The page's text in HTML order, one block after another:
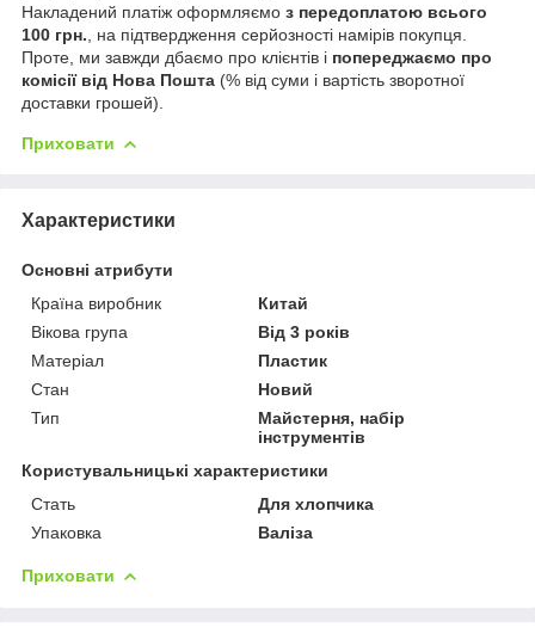
Накладений платіж оформляємо з передоплатою всього
100 грн. , на підтвердження серйозності намірів покупця.
Проте, ми завжди дбаємо про клієнтів і попереджаємо про
комісії від Нова Пошта (% від суми і вартість зворотної
доставки грошей).
Приховати
Характеристики
Основні атрибути
Країна виробник
Китай
Вікова група
Від 3 років
Матеріал
Пластик
Стан
Новий
Тип
Майстерня, набір
інструментів
Користувальницькі характеристики
Стать
Для хлопчика
Упаковка
Валіза
Приховати